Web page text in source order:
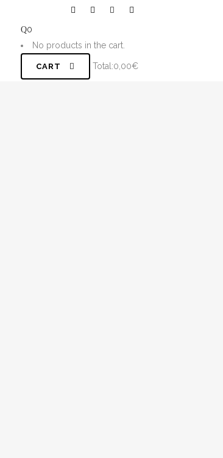
0
No products in the cart.
CART Total:0,00€